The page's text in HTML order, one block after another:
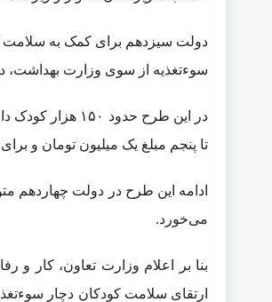
دولت سیزدهم برای کمک به سلامت
سوءتغذیه از سوی وزارت بهداشت،
تا پنجم مبلغ یک میلیون تومان و برای
ادامه این طرح در دولت چهاردهم
می‌خورد.
بنا بر اعلام وزارت تعاون، کار